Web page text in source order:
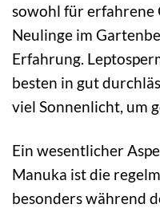
sowohl für erfahrene
Neulinge im
Erfahrung.
besten in gut
viel Sonnenlicht, um
Ein wesentlicher
Manuka ist die
besonders während